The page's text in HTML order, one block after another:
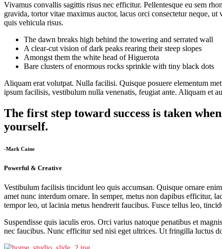
Vivamus convallis sagittis risus nec efficitur. Pellentesque eu sem
gravida, tortor vitae maximus auctor, lacus orci consectetur neque,
quis vehicula risus.
The dawn breaks high behind the towering and serrated wall
A clear-cut vision of dark peaks rearing their steep slopes
Amongst them the white head of Higuerota
Bare clusters of enormous rocks sprinkle with tiny black dots
Aliquam erat volutpat. Nulla facilisi. Quisque posuere elementum
ipsum facilisis, vestibulum nulla venenatis, feugiat ante. Aliquam et
The first step toward success is taken
yourself.
-Mark Caine
Powerful & Creative
Vestibulum facilisis tincidunt leo quis accumsan. Quisque ornare
amet nunc interdum ornare. In semper, metus non dapibus efficitur,
tempor leo, ut lacinia metus hendrerit faucibus. Fusce tellus leo,
Suspendisse quis iaculis eros. Orci varius natoque penatibus et
nec faucibus. Nunc efficitur sed nisi eget ultrices. Ut fringilla luctus